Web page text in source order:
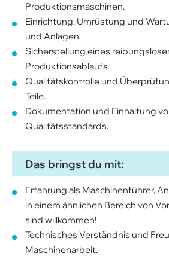
Produktionsmaschinen.
Einrichtung, Umrüstung und
und Anlagen.
Sicherstellung eines
Produktionsablaufs.
Qualitätskontrolle und
Teile.
Dokumentation und Einhaltung
Qualitätsstandards.
Das bringst du mit:
Erfahrung als Maschinenführer,
in einem ähnlichen Bereich von
sind willkommen!
Technisches Verständnis und
Maschinenarbeit.